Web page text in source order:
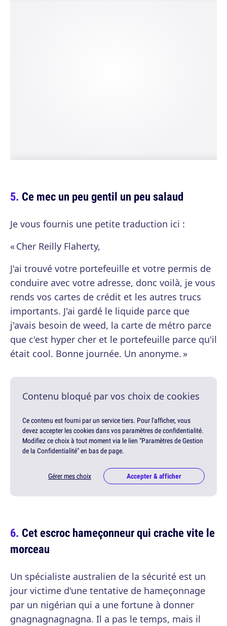
Ce mec un peu gentil un peu salaud
Je vous fournis une petite traduction ici :
« Cher Reilly Flaherty,
J'ai trouvé votre portefeuille et votre permis de
conduire avec votre adresse, donc voilà, je vous
rends vos cartes de crédit et les autres trucs
importants. J'ai gardé le liquide parce que
j'avais besoin de weed, la carte de métro parce
que c'est hyper cher et le portefeuille parce qu'il
était cool. Bonne journée. Un anonyme. »
Contenu bloqué par vos choix de cookies
Ce contenu est fourni par un service tiers. Pour l'afficher, vous
devez accepter les cookies dans vos paramètres de confidentialité.
Modifiez ce choix à tout moment via le lien "Paramètres de Gestion
de la Confidentialité" en bas de page.
Gérer mes choix Accepter & afficher
Cet escroc hameçonneur qui crache vite le
morceau
Un spécialiste australien de la sécurité est un
jour victime d'une tentative de hameçonnage
par un nigérian qui a une fortune à donner
gnagnagnagnagna. Il a pas le temps, mais il